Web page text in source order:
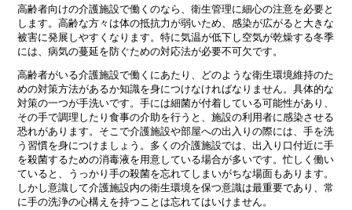
高齢者向けの介護施設で働くのなら、衛生管理に細心の注意を必要と
します。高齢な方々は体の抵抗力が弱いため、感染が広がると大きな
被害に発展しやすくなります。特に気温が低下し空気が乾燥する冬季
には、病気の蔓延を防ぐための対応法が必要不可欠です。
高齢者がいる介護施設で働くにあたり、どのような衛生環境維持のた
めの対策方法があるか知識を身につけなければなりません。具体的な
対策の一つが手洗いです。手には細菌が付着している可能性があり、
その手で調理したり食事の介助を行うと、施設の利用者に感染させる
恐れがあります。そこで介護施設や部屋への出入りの際には、手を洗
う習慣を身につけましょう。多くの介護施設では、出入り口付近に手
を殺菌するための消毒液を用意している場合が多いです。忙しく働い
ていると、うっかり手の殺菌を忘れてしまいがちな場面もあります。
しかし意識して介護施設内の衛生環境を保つ意識は最重要であり、常
に手の洗浄の心構えを持つことは忘れてはいけません。